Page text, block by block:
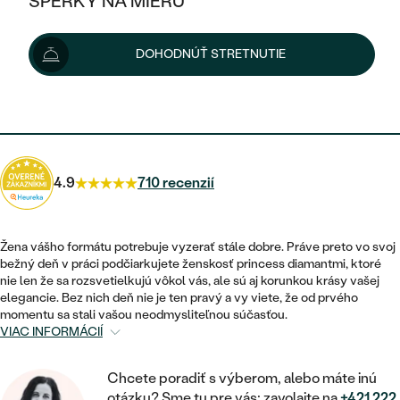
KOMBINOVANÉ ZLATO
PODĽA ŠTÝLU
ETERNITY
VINTAGE
NETRADIČNÉ
POSTRANNÉ DRAHOKAMY
HALO
VINTAGE
SET ZÁSNUBNÉHO PRSTEŇA A
NETRADIČNÉ
ZOSTAVTE SI PRSTEŇ
VÝPREDAJ
ŠPERKY ČO POMÁHAJÚ
PODĽA TYPU
NÁUŠNICE
PRSTENE
PRÍVESKY
NÁRAMKY
SETY
PÁNSKE ŠPERKY
PLATINOVÉ
NAPICHOVACIE
KRUHOVÉ
MINIMALISTICKÉ
VISIACE
SOLITÉR
V TVARE SRDCA
ZLATÉ
STRIEBORNÉ
PODĽA ŠTÝLU
SOLITÉR
NARODENIE DIEŤAŤA
PERSONALIZOVANÉ
SO ZNAMENÍM ZVEROKRUHU
MINIMALISTICKÉ
VÝPREDAJ
ZLATÉ
STRIEBORNÉ
PODĽA ŠTÝLU
ETERNITY
DOHODNÚŤ STRETNUTIE
1 480 €
Možnosti doručenia
4.9 710 recenzií
Žena vášho formátu potrebuje vyzerať stále dobre. Práve preto vo svoj
bežný deň v práci podčiarkujete ženskosť princess diamantmi, ktoré
nie len že sa rozsvetielkujú vôkol vás, ale sú aj korunkou krásy vašej
elegancie. Bez nich deň nie je ten pravý a vy viete, že od prvého
momentu sa stali vašou neodmysliteľnou súčasťou.
VIAC INFORMÁCIÍ
Chcete poradiť s výberom, alebo máte inú